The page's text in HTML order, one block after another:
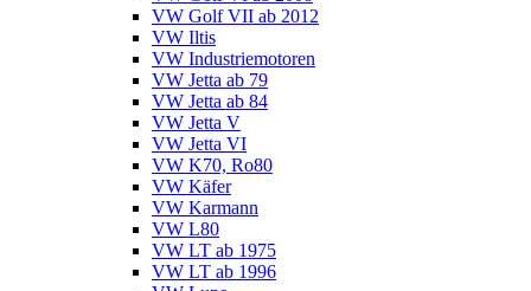
VW Golf VII ab 2012
VW Iltis
VW Industriemotoren
VW Jetta ab 79
VW Jetta ab 84
VW Jetta V
VW Jetta VI
VW K70, Ro80
VW Käfer
VW Karmann
VW L80
VW LT ab 1975
VW LT ab 1996